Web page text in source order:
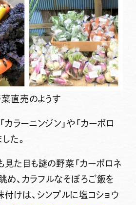
直売のようす
ラーニンジン」や「カーボロ
た。
見た目も謎の野菜「カーボロネ
め、カラフルなそぼろご飯を
付けは、シンプルに塩コショウ